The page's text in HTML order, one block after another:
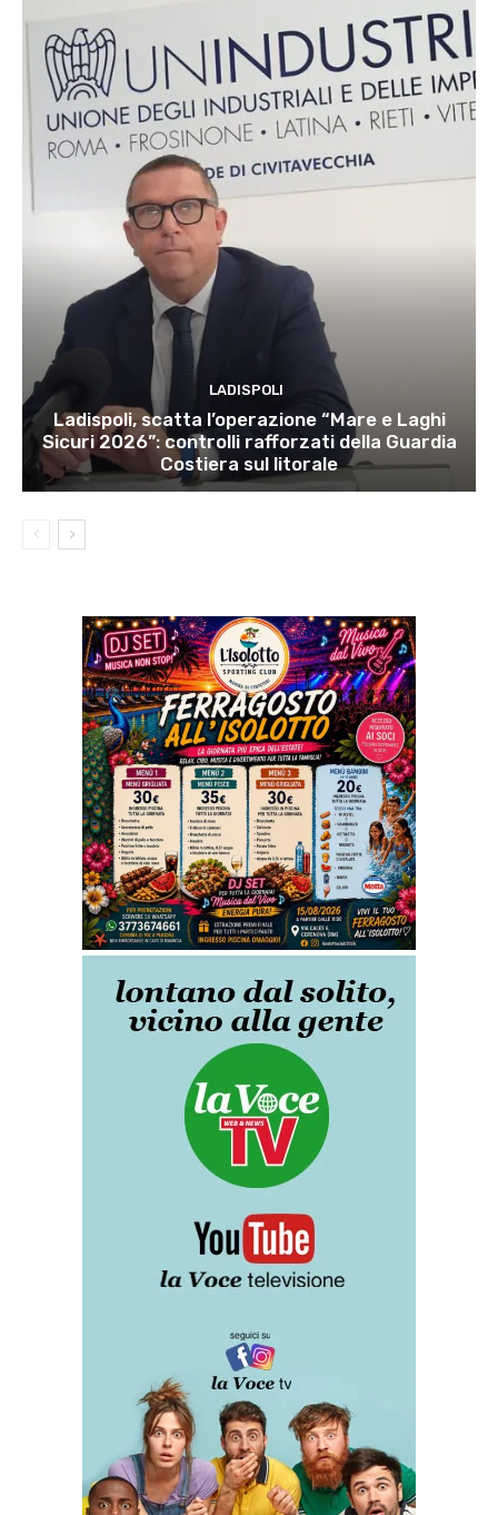
LADISPOLI
Ladispoli, scatta l’operazione “Mare e Laghi
Sicuri 2026”: controlli rafforzati della Guardia
Costiera sul litorale